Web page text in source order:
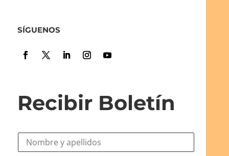
SÍGUENOS
Recibir Boletín
N